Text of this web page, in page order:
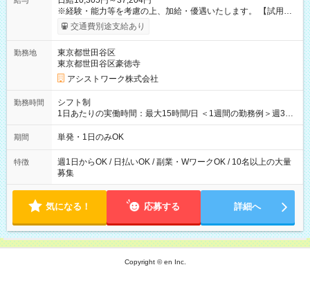
※経験・能力等を考慮の上、加給・優遇いたします。 【試用期
間】試用期間なし
交通費別途支給あり
勤務地
東京都世田谷区
東京都世田谷区豪徳寺
アシストワーク株式会社
勤務時間
シフト制
1日あたりの実働時間：最大15時間/日 ＜1週間の勤務例＞週3回
勤務 勤務：月・水・金 休み：火・木・土・日 好きな時にお仕事
可能です！ ※1日あたりの最大実働時間は日勤、夜勤共に勤務し
期間 単発・1日のみOK
特徴
週1日からOK / 日払いOK / 副業・WワークOK / 10名以上の大量
募集
気になる！ 応募する 詳細へ
Copyright © en Inc.